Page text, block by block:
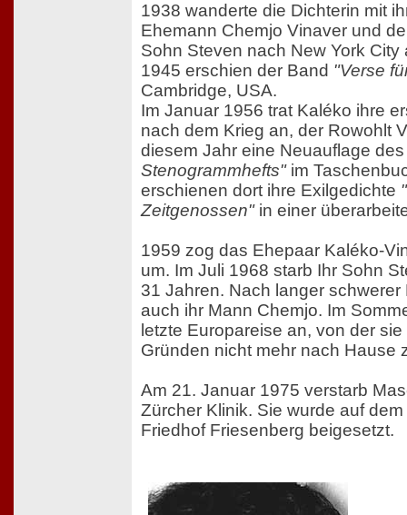
1938 wanderte die Dichterin mit
Ehemann Chemjo Vinaver und
Sohn Steven nach New York City
1945 erschien der Band "Verse
Cambridge, USA.
Im Januar 1956 trat Kaléko ihre
nach dem Krieg an, der Rowohlt
diesem Jahr eine Neuauflage
Stenogrammhefts"im
erschienen dort ihre Exilgedichte
Zeitgenossen"in einer
1959 zog das Ehepaar Kaléko-
um. Im Juli 1968 starb Ihr Sohn
31 Jahren. Nach langer
auch ihr Mann Chemjo. Im
letzte Europareise an, von der
Gründen nicht mehr nach Hause
Am 21. Januar 1975 verstarb
Zürcher Klinik. Sie wurde auf
Friedhof Friesenberg beigesetzt.